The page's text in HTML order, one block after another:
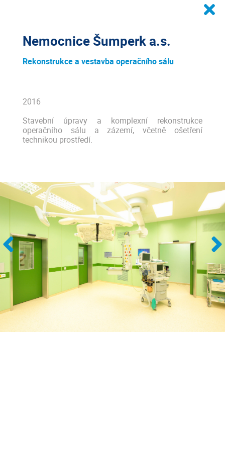
Nemocnice Šumperk a.s.
Rekonstrukce a vestavba operačního sálu
2016
Stavební úpravy a komplexní rekonstrukce
operačního sálu a zázemí, včetně ošetření
technikou prostředí.